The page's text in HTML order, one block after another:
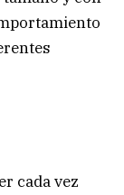
cada vez